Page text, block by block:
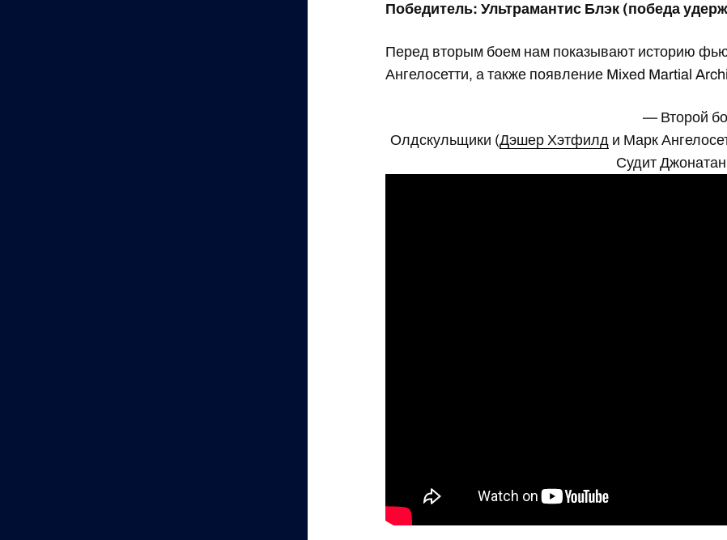
Победитель: Ультрамантис Блэк (победа
Перед вторым боем нам показывают историю
Ангелосетти, а также появление Mixed Martial
— Второй
Олдскульщики (Дэшер Хэтфилд и Марк
Судит